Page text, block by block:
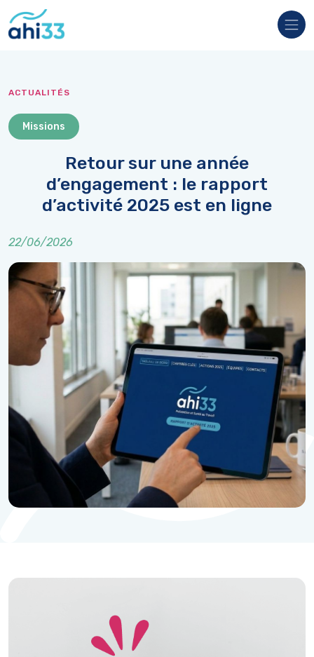
noter
Ce
système
ACTUALITÉS
Missions
Retour sur une année
d’engagement : le rapport
d’activité 2025 est en ligne
22/06/2026